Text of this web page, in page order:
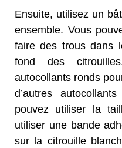
Ensuite, utilisez un
ensemble. Vous
faire des trous dans
fond des
autocollants ronds
d’autres
pouvez utiliser la
utiliser une bande
sur la citrouille